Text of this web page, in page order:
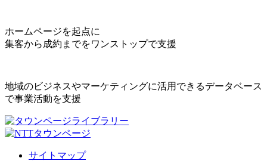
ホームページを起点に
集客から成約までをワンストップで支援
地域のビジネスやマーケティングに活用できるデータベース
で事業活動を支援
サイトマップ